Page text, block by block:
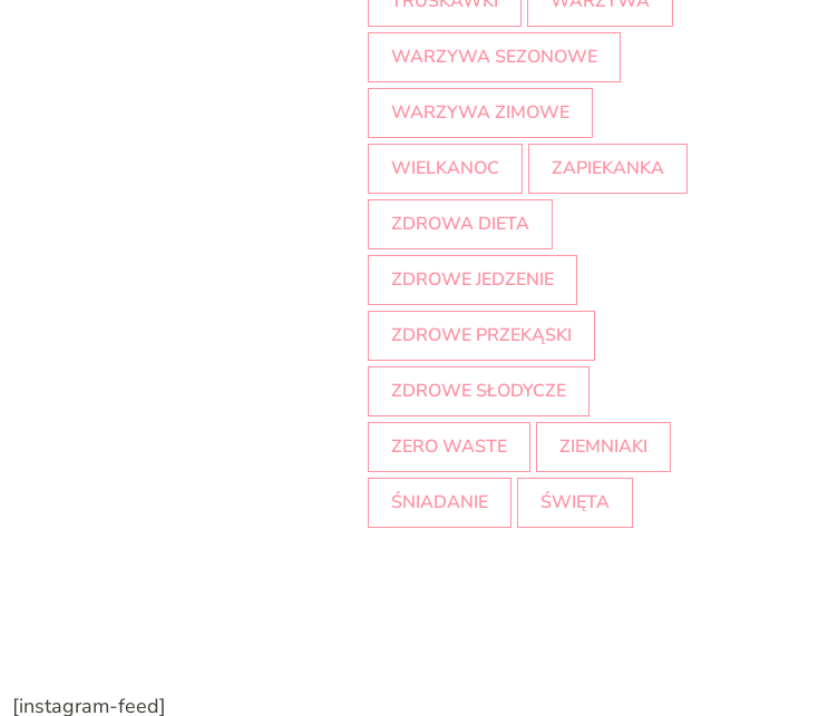
WARZYWA SEZONOWE
WARZYWA ZIMOWE
WIELKANOC ZAPIEKANKA
ZDROWA DIETA
ZDROWE JEDZENIE
ZDROWE PRZEKĄSKI
ZDROWE SŁODYCZE
ZERO WASTE ZIEMNIAKI
ŚNIADANIE ŚWIĘTA
[instagram-feed]